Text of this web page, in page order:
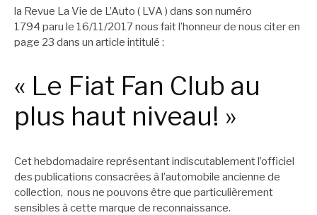
la Revue La Vie de L’Auto ( LVA ) dans son numéro
1794 paru le 16/11/2017 nous fait l’honneur de nous citer en
page 23 dans un article intitulé :
« Le Fiat Fan Club au
plus haut niveau! »
Cet hebdomadaire représentant indiscutablement l’officiel
des publications consacrées à l’automobile ancienne de
collection, nous ne pouvons être que particulièrement
sensibles à cette marque de reconnaissance.